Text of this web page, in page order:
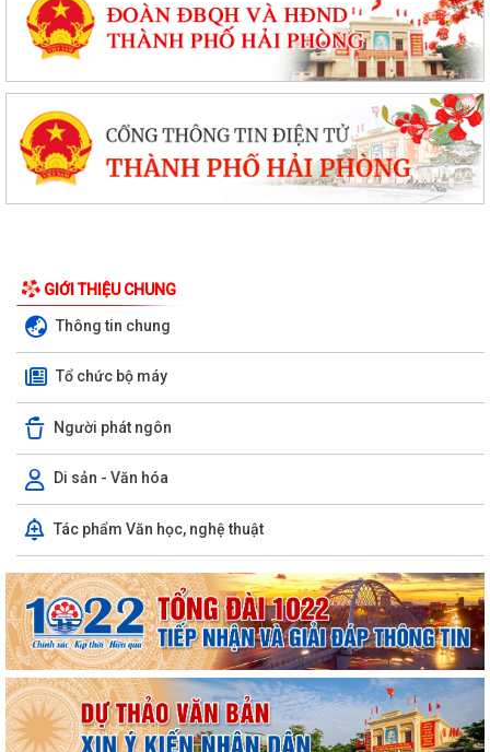
GIỚI THIỆU CHUNG
Thông tin chung
Tổ chức bộ máy
Người phát ngôn
Di sản - Văn hóa
Tác phẩm Văn học, nghệ thuật
ẩm thực số Hải Phòng
Xây dựng Bản đồ Ẩm thực số Hải Phòng và mở rộng mô hình chuyển
đổi số, thanh toán không dùng tiền...
Kế hoạch triển khai công tác làm sạch, chuẩn hóa dữ liệu đăng ký hộ
kinh doanh, Hợp tác xã năm 2026
PHƯỜNG NAM TRIỆU TÍCH CỰC TUYÊN TRUYỀN HƯỚNG DẪN NÔNG
DÂN PHÒNG CHỐNG NẮNG NÓNG CHO THỦY SẢN NUÔI